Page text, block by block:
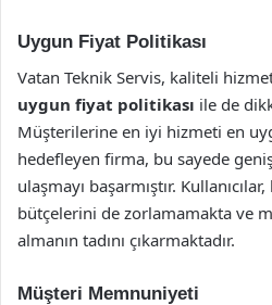
Uygun Fiyat Politikası
Vatan Teknik Servis, kaliteli
uygun fiyat politikası ile de
Müşterilerine en iyi hizmeti en
hedefleyen firma, bu sayede
ulaşmayı başarmıştır.
bütçelerini de zorlamamakta ve
almanın tadını çıkarmaktadır.
Müşteri Memnuniyeti